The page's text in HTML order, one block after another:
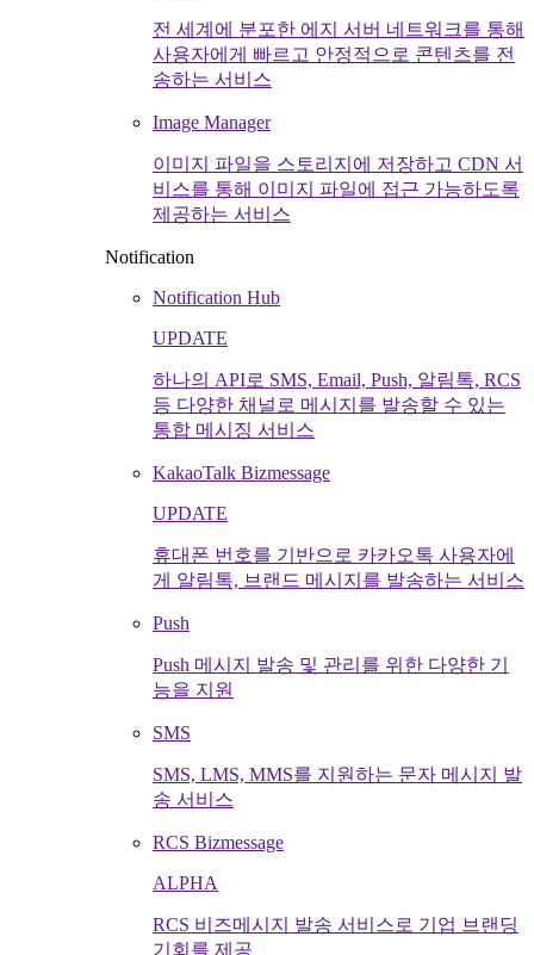
전 세계에 분포한 에지 서버 네트워크를 통해
사용자에게 빠르고 안정적으로 콘텐츠를 전
송하는 서비스
Image Manager
이미지 파일을 스토리지에 저장하고 CDN 서
비스를 통해 이미지 파일에 접근 가능하도록
제공하는 서비스
Notification
Notification Hub
UPDATE
하나의 API로 SMS, Email, Push, 알림톡, RCS
등 다양한 채널로 메시지를 발송할 수 있는
통합 메시징 서비스
KakaoTalk Bizmessage
UPDATE
휴대폰 번호를 기반으로 카카오톡 사용자에
게 알림톡, 브랜드 메시지를 발송하는 서비스
Push
Push 메시지 발송 및 관리를 위한 다양한 기
능을 지원
SMS
SMS, LMS, MMS를 지원하는 문자 메시지 발
송 서비스
RCS Bizmessage
ALPHA
RCS 비즈메시지 발송 서비스로 기업 브랜딩
기회를 제공